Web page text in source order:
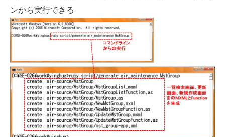
ンから実行できる